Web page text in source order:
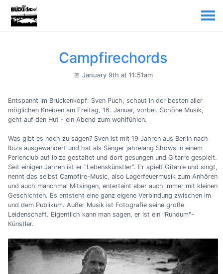
Campfirechords
January 9th at 11:51am
Entspannt im Brückenkopf: Sven Puch, schaut in der besten aller
möglichen Kneipen am Freitag, 16. Januar, vorbei. Schöne Musik,
geht auf den Hut - ein Abend zum wohlfühlen.
Was gibt es noch zu sagen? Sven ist mit 19 Jahren aus Berlin nach
Ibiza ausgewandert und hat als Sänger jahrelang Shows in einem
Ferienclub auf Ibiza gestaltet und dort gesungen und Gitarre gespielt.
Seit einigen Jahren ist er "Lebenskünstler". Er spielt Gitarre und singt,
nennt das selbst Campfire-Music, also Lagerfeuermusik zum Anhören
und auch manchmal Mitsingen, entertaint aber auch immer mit kleinen
Geschichten. Es entsteht eine ganz eigene Verbindung zwischen im
und dem Publikum. Außer Musik ist Fotografie seine große
Leidenschaft. Eigentlich kann man sagen, er ist ein "Rundum"-
Künstler.